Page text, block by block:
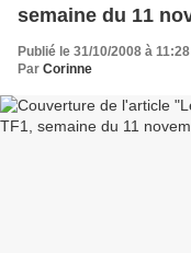
semaine du 11
Publié le 31/10/2008 à 11:28
Par Corinne